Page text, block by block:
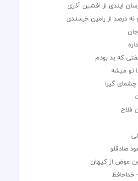
ايندی از افشین آذری
نه درصد از رامین خرسندی
که بد بودم
تو میشه
گیرا
فلاح
صادقلو
عوض از کیهان
خداحافظ